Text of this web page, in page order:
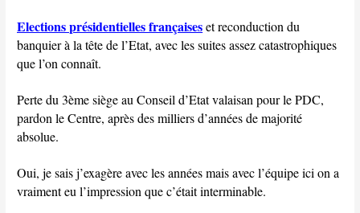
Elections présidentielles françaiseset reconduction du
banquier à la tête de l’Etat, avec les suites assez catastrophiques
que l’on connaît.
Perte du 3ème siège au Conseil d’Etat valaisan pour le PDC,
pardon le Centre, après des milliers d’années de majorité
absolue.
Oui, je sais j’exagère avec les années mais avec l’équipe ici on a
vraiment eu l’impression que c’était interminable.